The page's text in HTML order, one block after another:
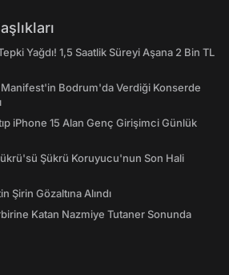
Yağdı! 1,5 Saatlik Süreyi Aşana 2 Bin TL
Bodrum'da Verdiği Konserde
iPhone 15 Alan Genç Girişimci Günlük
Şükrü Koruyucu'nun Son Hali
Şirin Gözaltına Alındı
Katan Nazmiye Tutaner Sonunda